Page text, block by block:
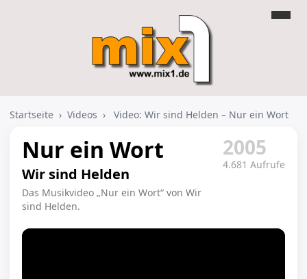
Startseite › Videos › Video: Wir sind Helden – Nur ein Wort
Nur ein Wort
Wir sind Helden
Das Musikvideo „Nur ein Wort“ von Wir
sind Helden.
2005
4.681 Aufrufe